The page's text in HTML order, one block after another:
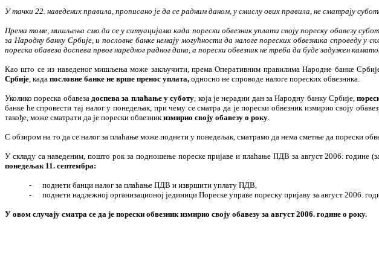
У тачки 22. наведених правила, прописано је да се радним даном, у смислу ових правила, не сматрају
Према томе, мишљења смо да се у ситуацијама када порески обвезник уплати своју пореску обавезу
за Народну банку Србије, и пословне банке немају могућности да налоге пореских обвезника спроведу
пореска обавеза доспева првог наредног радног дана, а порески обвезник не треба да буде задужен
Као што се из наведеног мишљења може закључити, премаОперативним правилима Народне банке
Србије, када пословне банке не врше пренос уплата, односно не спроводе налоге пореских обвезника.
Уколико пореска обавеза доспева за плаћање у суботу, која је нерадни дан за Народну банку Србије,
банке ће спровести тај налог у понедељак, при чему се сматра да је порески обвезник измирио своју
такође, може сматрати да је порески обвезникизмирио своју обавезу о року.
С обзиром на то да се налог за плаћање може поднети у понедељак, сматрамо да нема сметње да порески
У складу са наведеним, пошто рок за подношење пореске пријаве и плаћање ПДВ за август 2006. године
понедељак 11. септембра:
-
поднети банци налог за плаћање ПДВ и извршити уплату ПДВ,
-
поднети надлежној организационој јединици Пореске управе пореску пријаву за август 2006.
У овом случају сматра се да је порески обвезник измирио своју обавезу за август 2006. године о року.